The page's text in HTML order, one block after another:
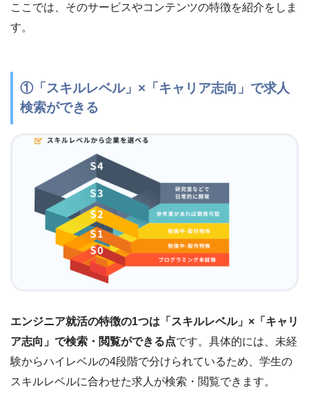
ここでは、そのサービスやコンテンツの特徴を紹介をしま
す。
①「スキルレベル」×「キャリア志向」で求人
検索ができる
エンジニア就活の特徴の1つは「スキルレベル」×「キャリ
ア志向」で検索・閲覧ができる点です。具体的には、未経
験からハイレベルの4段階で分けられているため、学生の
スキルレベルに合わせた求人が検索・閲覧できます。